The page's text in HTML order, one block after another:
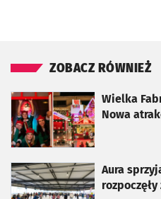
ZOBACZ RÓWNIEŻ
Wielka
Nowa
otworzy się w nowej karcie
Aura
otworzy się w nowej karcie